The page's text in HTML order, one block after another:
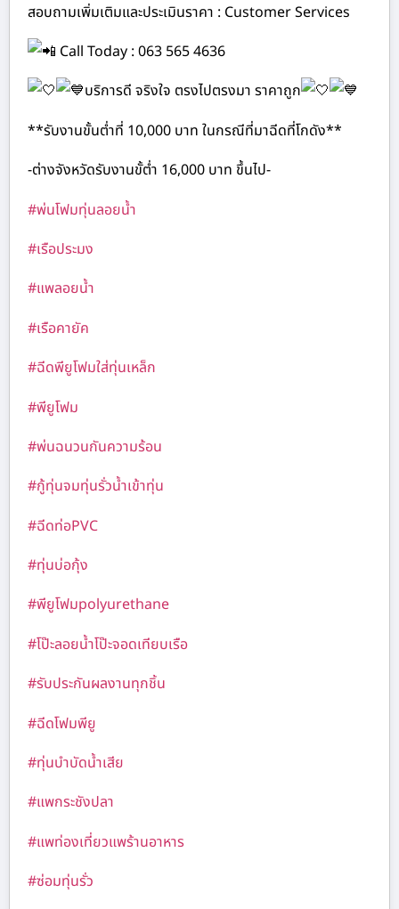
สอบถามเพิ่มเติมและประเมินราคา : Customer Services
Call Today : 063 565 4636
บริการดี จริงใจ ตรงไปตรงมา ราคาถูก
**รับงานขั้นต่ำที่ 10,000 บาท ในกรณีที่มาฉีดที่โกดัง**
-ต่างจังหวัดรับงานขั้ต่ำ 16,000 บาท ขึ้นไป-
#พ่นโฟมทุ่นลอยน้ำ
#เรือประมง
#แพลอยน้ำ
#เรือคายัค
#ฉีดพียูโฟมใส่ทุ่นเหล็ก
#พียูโฟม
#พ่นฉนวนกันความร้อน
#กู้ทุ่นจมทุ่นรั่วน้ำเข้าทุ่น
#ฉีดท่อPVC
#ทุ่นบ่อกุ้ง
#พียูโฟมpolyurethane
#โป๊ะลอยน้ำโป๊ะจอดเทียบเรือ
#รับประกันผลงานทุกชิ้น
#ฉีดโฟมพียู
#ทุ่นบำบัดน้ำเสีย
#แพกระชังปลา
#แพท่องเที่ยวแพร้านอาหาร
#ซ่อมทุ่นรั่ว